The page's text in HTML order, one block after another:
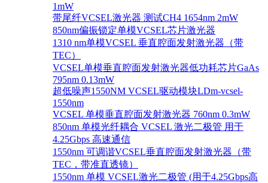
1mW
带尾纤VCSEL激光器 测试CH4 1654nm 2mW
850nm偏振锁定单模VCSEL芯片激光器
1310 nm单模VCSEL 垂直腔面发射激光器（带
TEC）
VCSEL单模垂直腔面发射激光器低功耗芯片GaAs
795nm 0.13mW
超低噪声1550NM VCSEL驱动模块LDm-vcsel-
1550nm
VCSEL 单模垂直腔面发射激光器 760nm 0.3mW
850nm 单模光纤耦合 VCSEL 激光二极管 用于
4.25Gbps 高速通信
1550nm 可调谐VCSEL垂直腔面发射激光器（带
TEC，带准直透镜）
1550nm 单模 VCSEL激光二极管 (用于4.25Gbps高